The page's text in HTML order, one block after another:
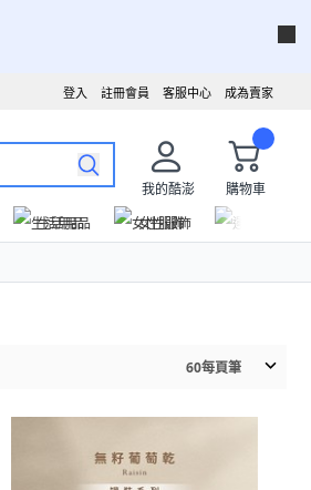
成為賣家
客服中心
註冊會員
登入
我的酷澎
購物車
生活用品 女性服飾
60每頁筆